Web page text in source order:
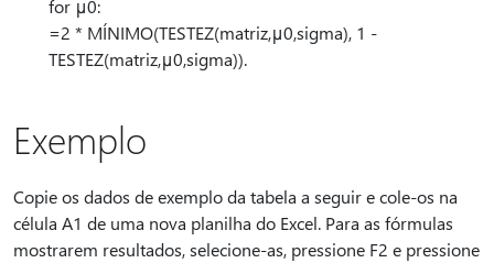
for μ0:
=2 * MÍNIMO(TESTEZ(matriz,μ0,sigma), 1 -
TESTEZ(matriz,μ0,sigma)).
Exemplo
Copie os dados de exemplo da tabela a seguir e cole-os na
célula A1 de uma nova planilha do Excel. Para as fórmulas
mostrarem resultados, selecione-as, pressione F2 e pressione